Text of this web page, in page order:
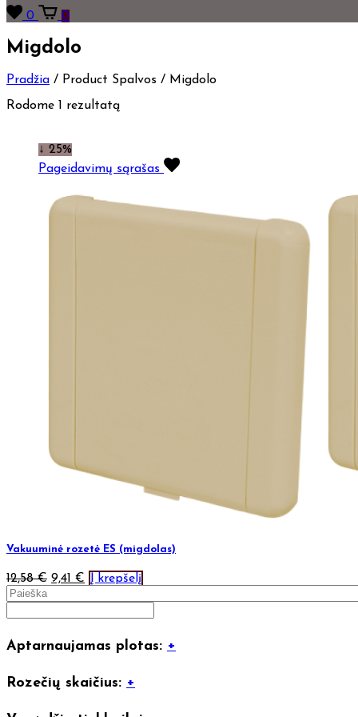
0 0
Migdolo
Pradžia / Product Spalvos / Migdolo
Rodome 1 rezultatą
↓ 25%
Pageidavimų sąrašas
Vakuuminė rozetė ES (migdolas)
12,58€ 9,41 € Į krepšelį
Aptarnaujamas plotas: +
Rozečių skaičius: +